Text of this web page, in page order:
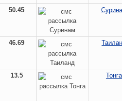
50.45
46.69
13.5 Тонга